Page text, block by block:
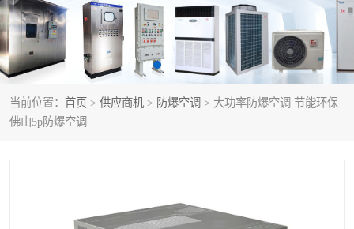
当前位置： 首页 > 供应商机 > 防爆空调 > 大功率防爆空调 节能环保
佛山5p防爆空调
防爆空调 防爆配电箱
防爆控制箱 防爆接线箱
防爆操作柱 防爆监视显示器